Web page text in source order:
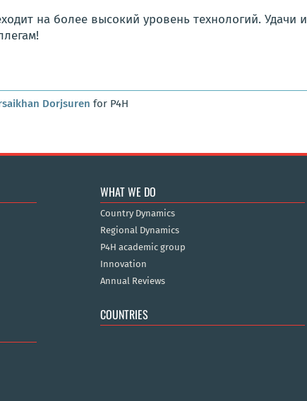
на более высокий уровень технологий. Удачи и
Dorjsuren for P4H
WHAT WE DO
Country Dynamics
Regional Dynamics
P4H academic group
Innovation
Annual Reviews
COUNTRIES